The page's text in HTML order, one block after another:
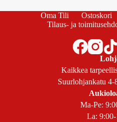
Oma Tili Ostoskori
Tilaus- ja
Kaikkea
Suurlohjankatu
Ma-Pe:
La: